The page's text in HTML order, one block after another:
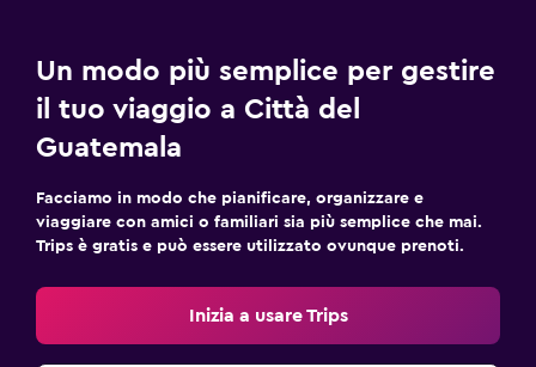
Un modo più semplice per gestire
il tuo viaggio a Città del
Guatemala
Facciamo in modo che pianificare, organizzare e
viaggiare con amici o familiari sia più semplice che mai.
Trips è gratis e può essere utilizzato ovunque prenoti.
Inizia a usare Trips